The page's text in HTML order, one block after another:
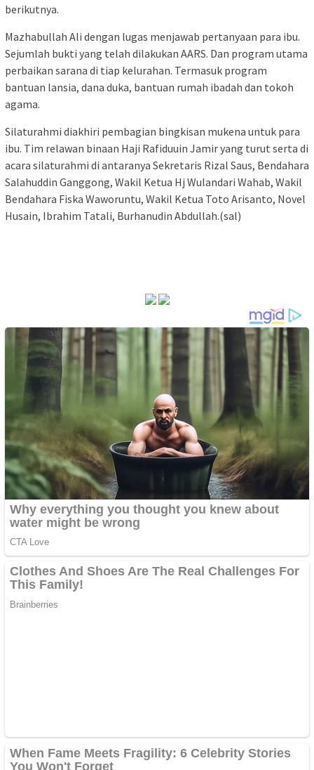
berikutnya.
Mazhabullah Ali dengan lugas menjawab pertanyaan para ibu.
Sejumlah bukti yang telah dilakukan AARS. Dan program utama
perbaikan sarana di tiap kelurahan. Termasuk program
bantuan lansia, dana duka, bantuan rumah ibadah dan tokoh
agama.
Silaturahmi diakhiri pembagian bingkisan mukena untuk para
ibu. Tim relawan binaan Haji Rafiduuin Jamir yang turut serta di
acara silaturahmi di antaranya Sekretaris Rizal Saus, Bendahara
Salahuddin Ganggong, Wakil Ketua Hj Wulandari Wahab, Wakil
Bendahara Fiska Waworuntu, Wakil Ketua Toto Arisanto, Novel
Husain, Ibrahim Tatali, Burhanudin Abdullah.(sal)